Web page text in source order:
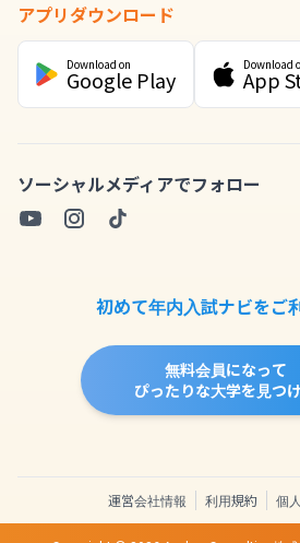
アプリダウンロード
Download on
Google Play
Download
App
ソーシャルメディアでフォロー
初めて年内入試ナビをご
無料会員になって
ぴったりな大学を見つ
運営会社情報 利用規約 個